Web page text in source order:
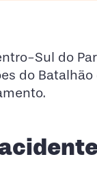
Sul do
do Batalhão